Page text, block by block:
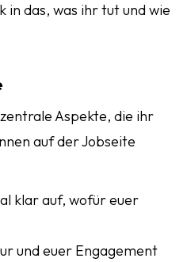
in das, was ihr tut und wie
Aspekte, die ihr
auf der Jobseite
klar auf, wofür euer
und euer Engagement